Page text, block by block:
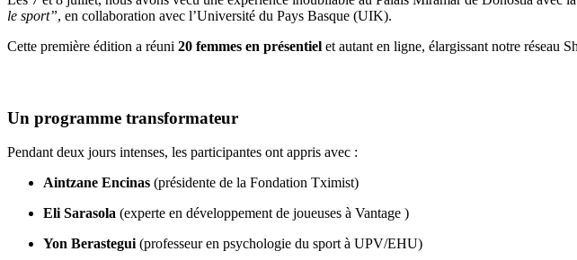
le sport”, en collaboration avec l’Université du Pays Basque (UIK).
Cette première édition a réuni 20 femmes en présentiel et autant en ligne, élargissant notre réseau
Un programme transformateur
Pendant deux jours intenses, les participantes ont appris avec :
Aintzane Encinas (présidente de la Fondation Tximist)
Eli Sarasola (experte en développement de joueuses à Vantage )
Yon Berastegui(professeur en psychologie du sport à UPV/EHU)